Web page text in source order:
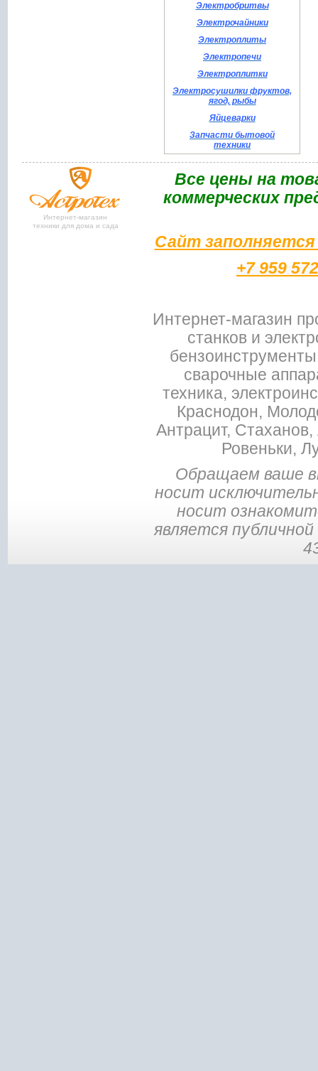
Электробритвы
Электрочайники
Электроплиты
Электропечи
Электроплитки
Электросушилки фруктов,
ягод, рыбы
Яйцеварки
Запчасти бытовой
техники
Интернет-магазин
техники для дома и сада
Bce цены на
коммерческих
Сайт
+7 959
Интернет-магазин
станков и
сварочные
техника,
Краснодон,
Антрацит,
Ровеньки,
Обращаем ваше
носит
носит
является